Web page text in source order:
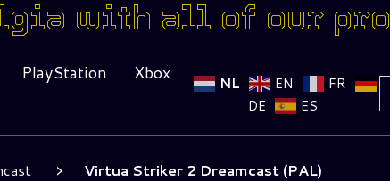
with all of our
PlayStation
Xbox
NL EN
FR
DE
ES
Virtua Striker 2 Dreamcast (PAL)